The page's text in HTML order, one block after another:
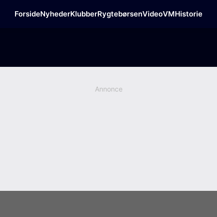
ForsideNyhederKlubberRygtebørsenVideoVMHistorie
Annonce